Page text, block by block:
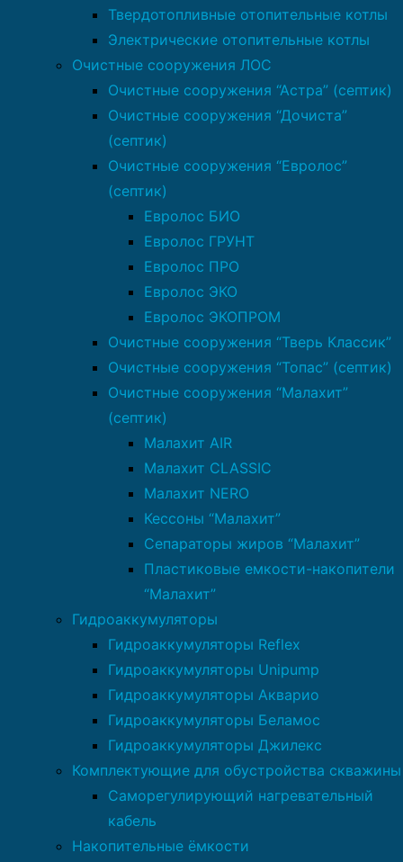
Твердотопливные отопительные котлы
Электрические отопительные котлы
Очистные сооружения ЛОС
Очистные сооружения “Астра” (септик)
Очистные сооружения “Дочиста”
(септик)
Очистные сооружения “Евролос”
(септик)
Евролос БИО
Евролос ГРУНТ
Евролос ПРО
Евролос ЭКО
Евролос ЭКОПРОМ
Очистные сооружения “Тверь Классик”
Очистные сооружения “Топас” (септик)
Очистные сооружения “Малахит”
(септик)
Малахит AIR
Малахит CLASSIC
Малахит NERO
Кессоны “Малахит”
Сепараторы жиров “Малахит”
Пластиковые емкости-накопители
“Малахит”
Гидроаккумуляторы
Гидроаккумуляторы Reflex
Гидроаккумуляторы Unipump
Гидроаккумуляторы Акварио
Гидроаккумуляторы Беламос
Гидроаккумуляторы Джилекс
Комплектующие для обустройства скважины
Саморегулирующий нагревательный
кабель
Накопительные ёмкости